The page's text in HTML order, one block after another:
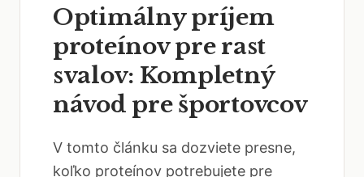
Optimálny príjem
proteínov pre rast
svalov: Kompletný
návod pre športovcov
V tomto článku sa dozviete presne,
koľko proteínov potrebujete pre